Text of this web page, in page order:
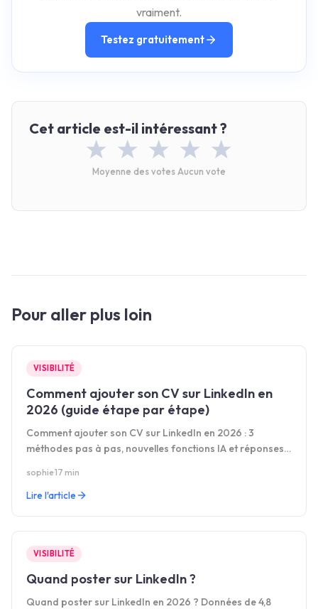
vraiment.
Testez gratuitement
Cet article est-il intéressant ?
Moyenne des votes Aucun vote
Pour aller plus loin
VISIBILITÉ
Comment ajouter son CV sur LinkedIn en
2026 (guide étape par étape)
Comment ajouter son CV sur LinkedIn en 2026 : 3
méthodes pas à pas, nouvelles fonctions IA et réponses
sophie·17 min
Lire l'article
VISIBILITÉ
Quand poster sur LinkedIn ?
Quand poster sur LinkedIn en 2026 ? Données de 4,8